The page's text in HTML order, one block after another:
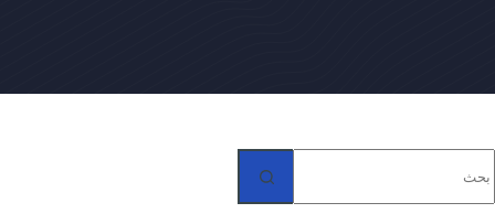
results